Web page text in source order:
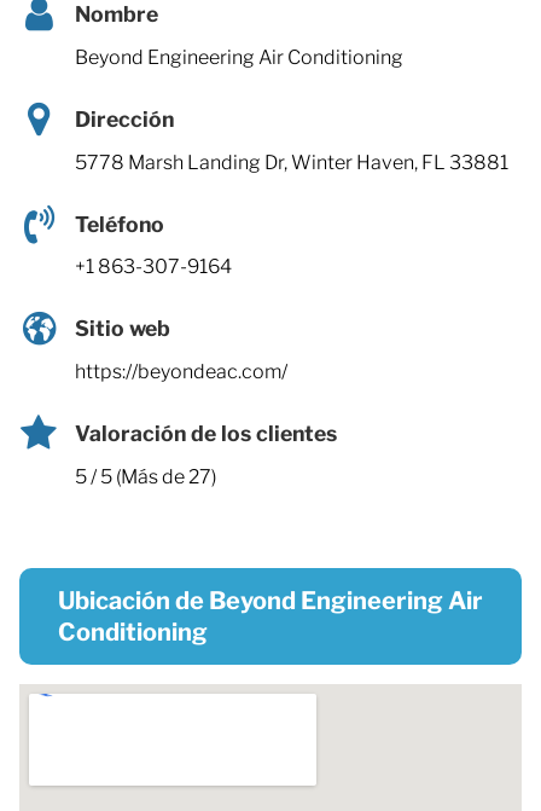
Nombre
Beyond Engineering Air Conditioning
Dirección
5778 Marsh Landing Dr, Winter Haven, FL 33881
Teléfono
+1 863-307-9164
Sitio web
https://beyondeac.com/
Valoración de los clientes
5 / 5 (Más de 27)
Ubicación de Beyond Engineering Air
Conditioning